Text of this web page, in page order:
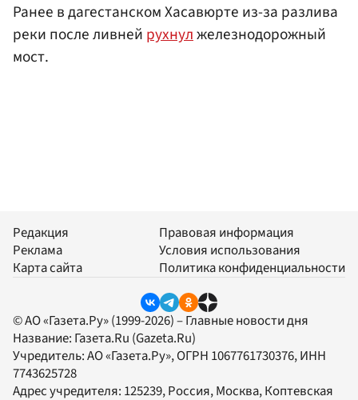
Ранее в дагестанском Хасавюрте из-за разлива
реки после ливней рухнулжелезнодорожный
мост.
Редакция
Реклама
Карта сайта
Правовая информация
Условия использования
Политика конфиденциальности
© АО «Газета.Ру» (1999-2026) – Главные новости дня
Название: Газета.Ru (Gazeta.Ru)
Учредитель:АО «Газета.Ру», ОГРН 1067761730376, ИНН
7743625728
Адрес учредителя: 125239, Россия, Москва, Коптевская